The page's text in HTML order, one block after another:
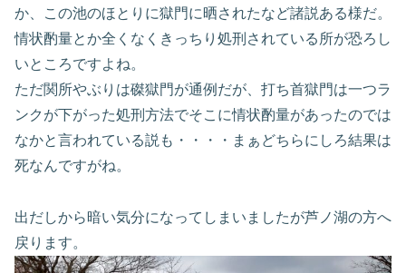
か、この池のほとりに獄門に晒されたなど諸説ある様だ。
情状酌量とか全くなくきっちり処刑されている所が恐ろし
いところですよね。
ただ関所やぶりは磔獄門が通例だが、打ち首獄門は一つラ
ンクが下がった処刑方法でそこに情状酌量があったのでは
なかと言われている説も・・・・まぁどちらにしろ結果は
死なんですがね。
出だしから暗い気分になってしまいましたが芦ノ湖の方へ
戻ります。